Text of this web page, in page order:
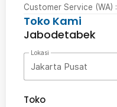
Customer Service (WA) :
Toko Kami
Jabodetabek
Lokasi
Jakarta Pusat
Toko